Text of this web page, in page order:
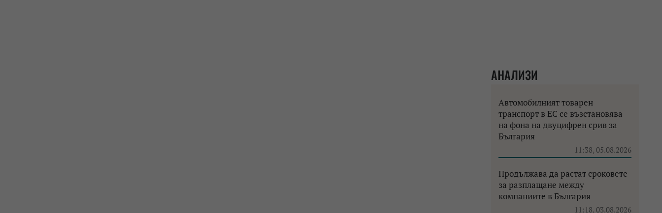
АНАЛИЗИ
Автомобилният товарен
транспорт в ЕС се възстановява
на фона на двуцифрен срив за
България
11:38, 05.08.2026
Продължава да растат сроковете
за разплащане между
компаниите в България
11:18, 03.08.2026